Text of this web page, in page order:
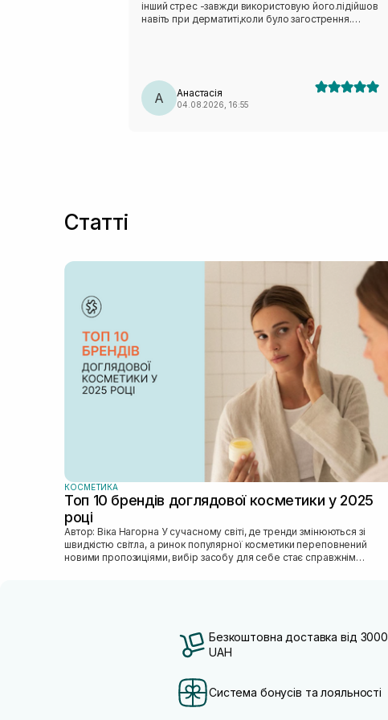
інший стрес -завжди використовую його.підійшов
навіть при дерматиті,коли було загострення.
А Анастасія
04.08.2026, 16:55
Статті
КОСМЕТИКА
Топ 10 брендів доглядової косметики у 2025
році
Автор: Віка Нагорна У сучасному світі, де тренди змінюються зі
швидкістю світла, а ринок популярної косметики переповнений
новими пропозиціями, вибір засобу для себе стає справжнім
Безкоштовна доставка від 3000
UAH
Система бонусів та лояльності